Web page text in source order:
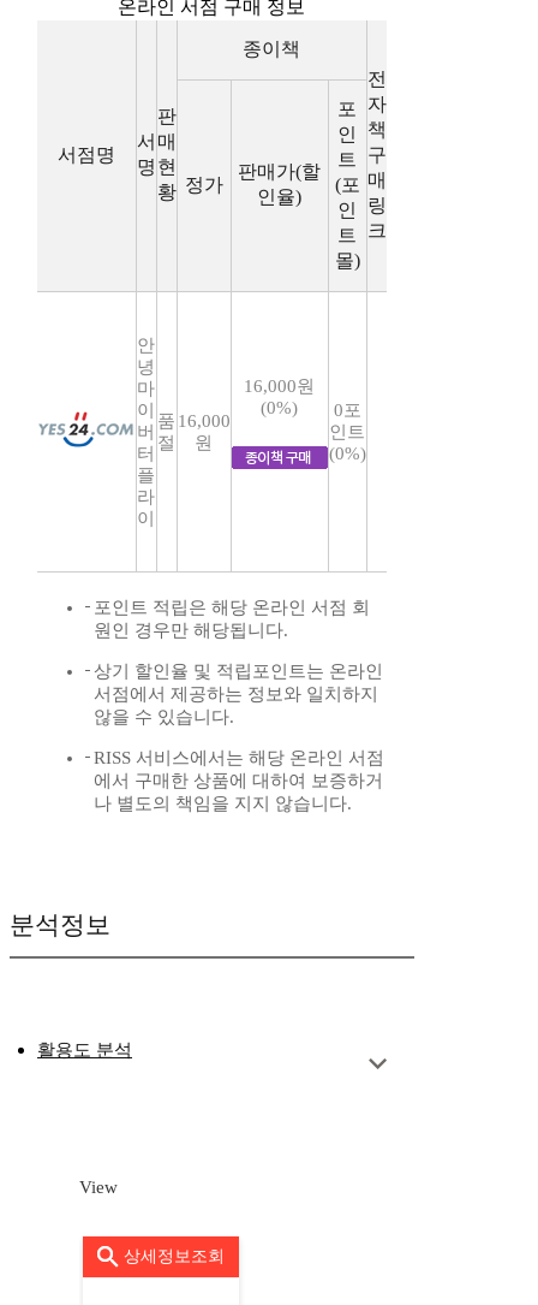
온라인 서점 구매 정보
서점명
서
명
판
매
현
황
종이책
전
자
책
구
매
링
크
정가
판매가(할
인율)
포
인
트
(포
인
트
몰)
안
녕
마
이
버
터
플
라
이
품
절
16,000
원
16,000원
(0%)
0포
인트
(0%)
포인트 적립은 해당 온라인 서점 회
원인 경우만 해당됩니다.
상기 할인율 및 적립포인트는 온라인
서점에서 제공하는 정보와 일치하지
않을 수 있습니다.
RISS 서비스에서는 해당 온라인 서점
에서 구매한 상품에 대하여 보증하거
나 별도의 책임을 지지 않습니다.
분석정보
활용도 분석
View
상세정보조회